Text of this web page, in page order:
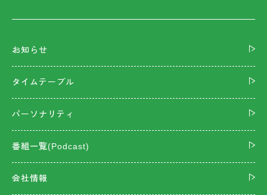
お知らせ
タイムテーブル
パーソナリティ
番組一覧(Podcast)
会社情報